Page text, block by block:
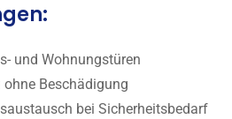
und Wohnungstüren
Beschädigung
bei Sicherheitsbedarf